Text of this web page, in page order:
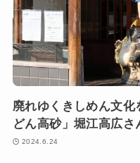
廃れゆくきしめん文化
どん高砂」堀江高広
2024.6.24